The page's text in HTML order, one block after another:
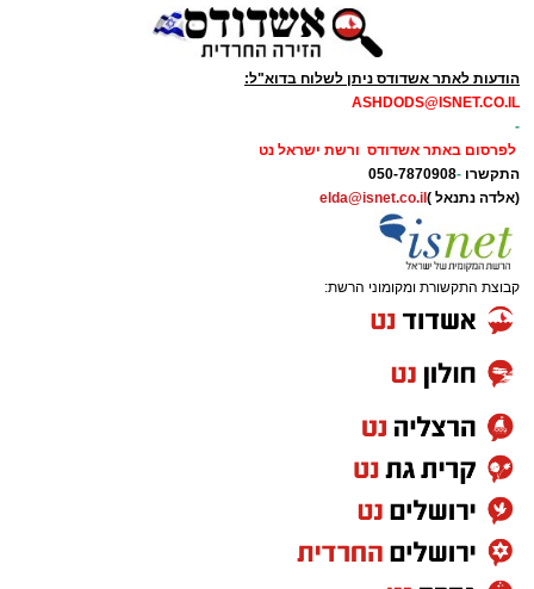
הודעות לאתר אשדודס ניתן לשלוח בדוא"ל:
ASHDODS@ISNET.CO.IL
-
לפרסום באתר אשדודס ורשת ישראל נט
התקשרו -
050-7870908
(אלדה נתנאל ) elda@isnet.co.il
קבוצת התקשורת ומקומוני הרשת: